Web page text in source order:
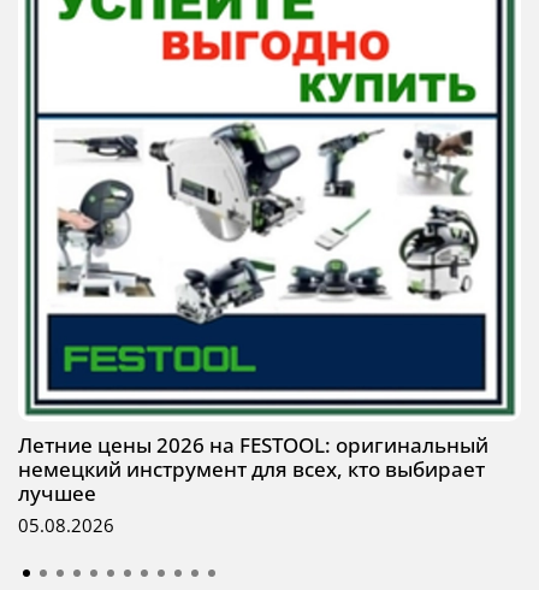
Летние цены 2026 на FESTOOL: оригинальный
немецкий инструмент для всех, кто выбирает
лучшее
05.08.2026